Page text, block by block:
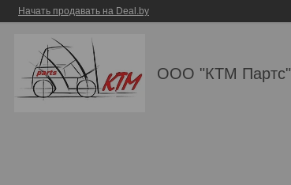
Начать продавать на Deal.by
ООО "КТМ Партс"